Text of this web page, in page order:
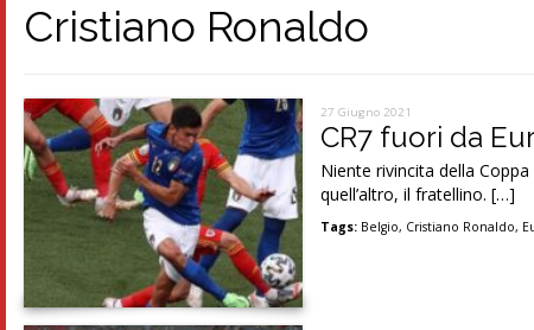
Cristiano Ronaldo
27 Giugno 2021
CR7 fuori da
Niente rivincita della
quell’altro, il fratellino. […]
Tags: Belgio, Cristiano Ronaldo,